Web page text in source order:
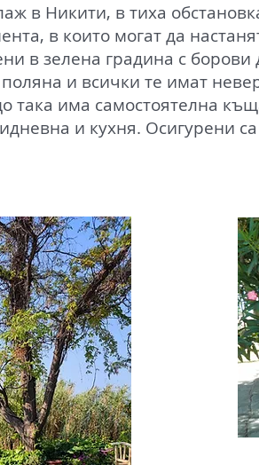
в Никити, в тиха
в които могат да
в зелена градина с борови
и всички те имат
така има самостоятелна
и кухня. Осигурени